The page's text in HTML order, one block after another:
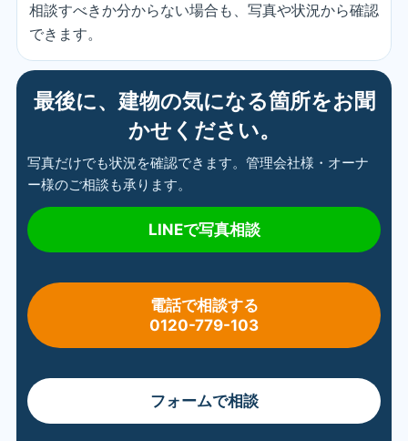
相談すべきか分からない場合も、写真や状況から確認
できます。
最後に、建物の気になる箇所をお聞
かせください。
写真だけでも状況を確認できます。管理会社様・オーナ
ー様のご相談も承ります。
LINEで写真相談
電話で相談する
0120-779-103
フォームで相談